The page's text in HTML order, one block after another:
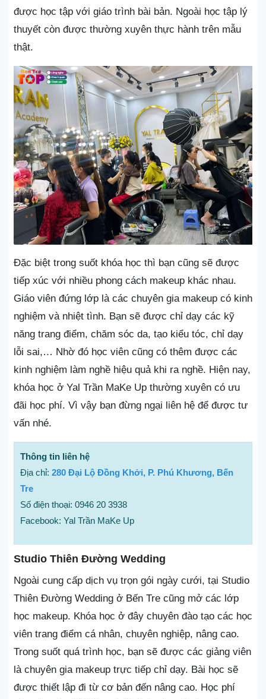
được học tập với giáo trình bài bản. Ngoài học tập lý
thuyết còn được thường xuyên thực hành trên mẫu
thật.
Đặc biệt trong suốt khóa học thì bạn cũng sẽ được
tiếp xúc với nhiều phong cách makeup khác nhau.
Giáo viên đứng lớp là các chuyên gia makeup có kinh
nghiệm và nhiệt tình. Bạn sẽ được chỉ dạy các kỹ
năng trang điểm, chăm sóc da, tạo kiểu tóc, chỉ dạy
lỗi sai,… Nhờ đó học viên cũng có thêm được các
kinh nghiệm làm nghề hiệu quả khi ra nghề. Hiện nay,
khóa học ở Yal Trần MaKe Up thường xuyên có ưu
đãi học phí. Vì vậy bạn đừng ngại liên hệ để được tư
vấn nhé.
Thông tin liên hệ
Địa chỉ: 280 Đại Lộ Đồng Khởi, P. Phú Khương, Bến
Tre
Số điện thoại: 0946 20 3938
Facebook: Yal Trần MaKe Up
Studio Thiên Đường Wedding
Ngoài cung cấp dịch vụ trọn gói ngày cưới, tại Studio
Thiên Đường Wedding ở Bến Tre cũng mở các lớp
học makeup. Khóa học ở đây chuyên đào tạo các học
viên trang điểm cá nhân, chuyên nghiệp, nâng cao.
Trong suốt quá trình học, bạn sẽ được các giảng viên
là chuyên gia makeup trực tiếp chỉ dạy. Bài học sẽ
được thiết lập đi từ cơ bản đến nâng cao. Học phí